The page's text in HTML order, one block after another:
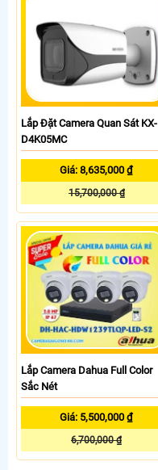
Lắp Đặt Camera Quan Sát KX-
D4K05MC
Giá: 8,635,000 ₫
15,700,000 ₫
Lắp Camera Dahua Full Color
Sắc Nét
Giá: 5,500,000 ₫
6,700,000 ₫